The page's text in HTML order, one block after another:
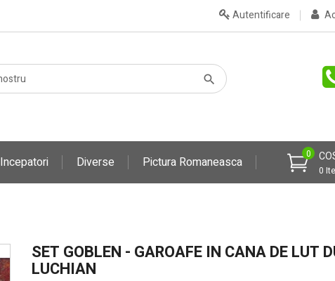
Autentificare
0
0
Incepatori Diverse Pictura Romaneasca
SET GOBLEN - GAROAFE IN CANA DE LUT
LUCHIAN